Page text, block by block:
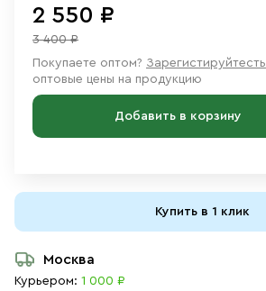
2 550 ₽
3 400 ₽
Покупаете оптом? Зарегистируйтесть
оптовые цены на продукцию
Добавить в корзину
Купить в 1 клик
Москва
Курьером: 1 000 ₽